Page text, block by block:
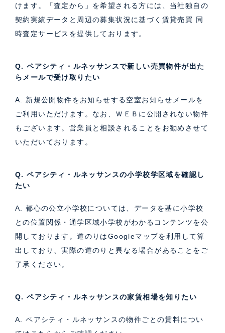
けます。「査定から」を希望される方には、当社独自の
契約実績データと周辺の募集状況に基づく 賃貸売買 同
時査定サービス を提供しております。
Q. ペアシティ・ルネッサンスで新しい売買物件が出た
らメールで受け取りたい
A. 新規公開物件をお知らせする空室お知らせメールを
ご利用いただけます。なお、ＷＥＢに公開されない物件
もございます。営業員と相談されることをお勧めさせて
いただいております。
Q. ペアシティ・ルネッサンスの小学校学区域を確認し
たい
A. 都心の公立小学校については、データを基に小学校
との位置関係・通学区域小学校がわかるコンテンツを公
開しております。道のりはGoogleマップを利用して算
出しており、実際の道のりと異なる場合があることをご
了承ください。
Q. ペアシティ・ルネッサンスの家賃相場を知りたい
A. ペアシティ・ルネッサンスの物件ごとの賃料につい